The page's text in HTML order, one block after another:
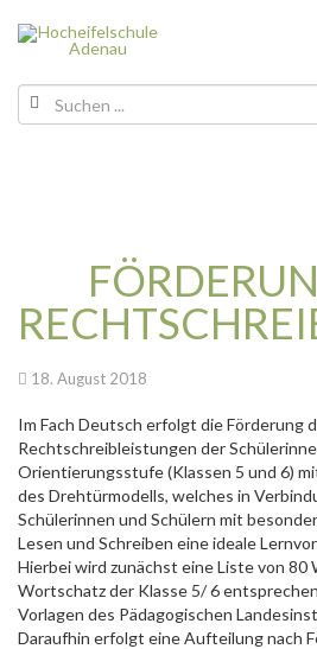
18. August 2018
Im Fach Deutsch erfolgt die Förderung
Rechtschreibleistungen der
Orientierungsstufe (Klassen 5 und 6)
des Drehtürmodells, welches in
Schülerinnen und Schülern mit
Lesen und Schreiben eine ideale
Hierbei wird zunächst eine Liste von
Wortschatz der Klasse 5/ 6
Vorlagen des Pädagogischen
Daraufhin erfolgt eine Aufteilung nach